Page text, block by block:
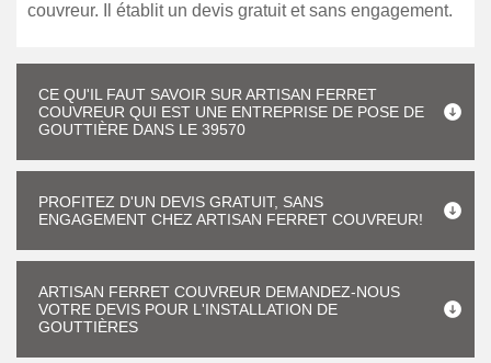
couvreur. Il établit un devis gratuit et sans engagement.
CE QU'IL FAUT SAVOIR SUR ARTISAN FERRET
COUVREUR QUI EST UNE ENTREPRISE DE POSE DE
GOUTTIÈRE DANS LE 39570
PROFITEZ D'UN DEVIS GRATUIT, SANS
ENGAGEMENT CHEZ ARTISAN FERRET COUVREUR!
ARTISAN FERRET COUVREUR DEMANDEZ-NOUS
VOTRE DEVIS POUR L'INSTALLATION DE
GOUTTIÈRES